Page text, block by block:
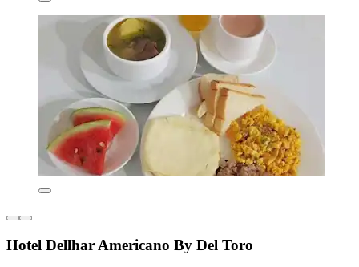
Hotel Dellhar Americano By Del Toro